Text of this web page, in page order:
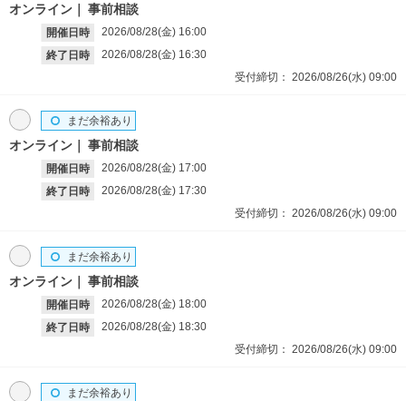
オンライン 事前相談
開催日時 2026/08/28(金) 16:00
終了日時
2026/08/28(金) 16:30
受付締切： 2026/08/26(水) 09:00
オンライン 事前相談
開催日時 2026/08/28(金) 17:00
終了日時
2026/08/28(金) 17:30
まだ余裕あり
受付締切： 2026/08/26(水) 09:00
オンライン 事前相談
開催日時 2026/08/28(金) 18:00
終了日時
2026/08/28(金) 18:30
まだ余裕あり
受付締切： 2026/08/26(水) 09:00
まだ余裕あり